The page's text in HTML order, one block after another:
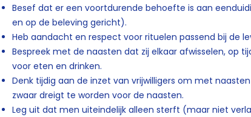
Besef dat er een voortdurende behoefte is aan
en op de beleving gericht).
Heb aandacht en respect voor rituelen passend bij de
Bespreek met de naasten dat zij elkaar afwisselen, op
voor eten en drinken.
Denk tijdig aan de inzet van vrijwilligers om met
zwaar dreigt te worden voor de naasten.
Leg uit dat men uiteindelijk alleen sterft (maar niet